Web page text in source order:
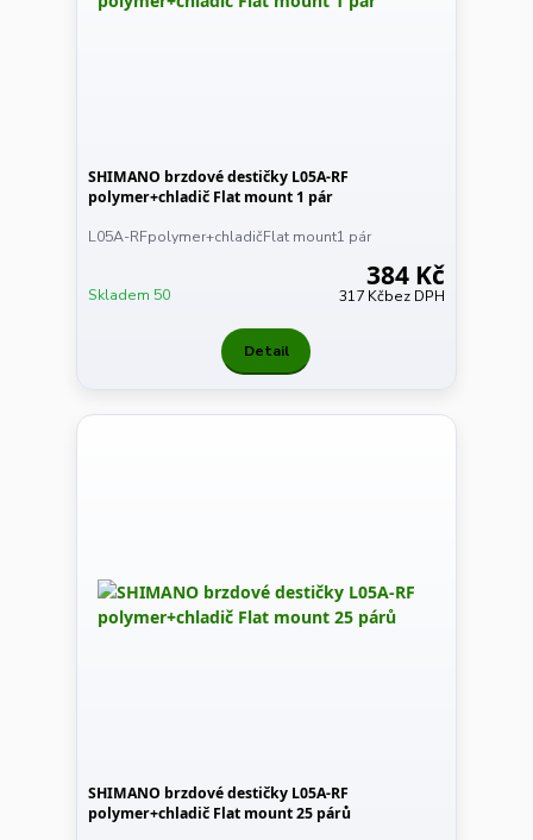
SHIMANO brzdové destičky L05A-RF
polymer+chladič Flat mount 1 pár
L05A-RFpolymer+chladičFlat mount1 pár
384 Kč
317 Kčbez DPH
Skladem 50
Detail
SHIMANO brzdové destičky L05A-RF
polymer+chladič Flat mount 25 párů